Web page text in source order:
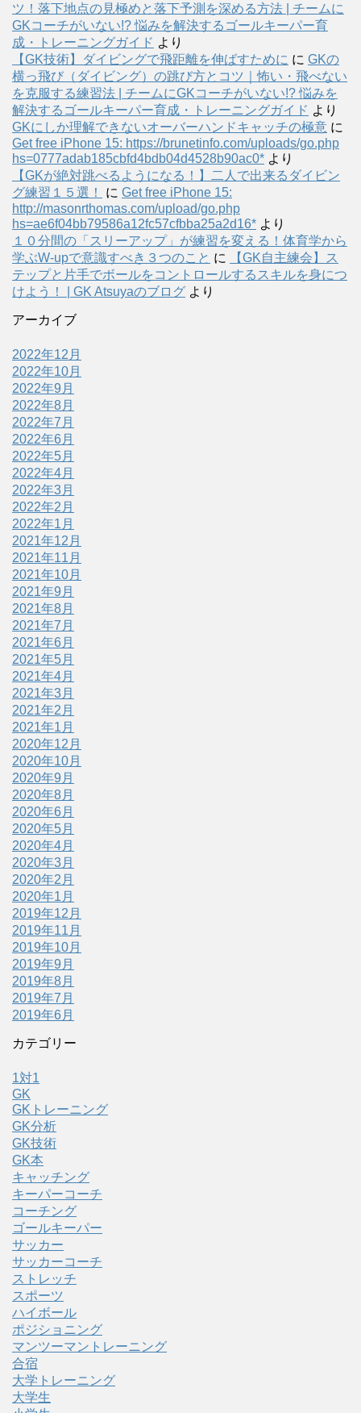
ツ！落下地点の見極めと落下予測を深める方法 | チームに
GKコーチがいない!? 悩みを解決するゴールキーパー育
成・トレーニングガイド より
【GK技術】ダイビングで飛距離を伸ばすために に GKの
横っ飛び（ダイビング）の跳び方とコツ｜怖い・飛べない
を克服する練習法 | チームにGKコーチがいない!? 悩みを
解決するゴールキーパー育成・トレーニングガイド より
GKにしか理解できないオーバーハンドキャッチの極意 に
Get free iPhone 15: https://brunetinfo.com/uploads/go.php
hs=0777adab185cbfd4bdb04d4528b90ac0* より
【GKが絶対跳べるようになる！】二人で出来るダイビン
グ練習１５選！
に Get free iPhone 15:
http://masonrthomas.com/upload/go.php
hs=ae6f04bb79586a12fc57cfbba25a2d16* より
１０分間の「スリーアップ」が練習を変える！体育学から
学ぶW-upで意識すべき３つのこと に
【GK自主練会】ス
テップと片手でボールをコントロールするスキルを身につ
けよう！ | GK Atsuyaのブログ より
アーカイブ
2022年12月
2022年10月
2022年9月
2022年8月
2022年7月
2022年6月
2022年5月
2022年4月
2022年3月
2022年2月
2022年1月
2021年12月
2021年11月
2021年10月
2021年9月
2021年8月
2021年7月
2021年6月
2021年5月
2021年4月
2021年3月
2021年2月
2021年1月
2020年12月
2020年10月
2020年9月
2020年8月
2020年6月
2020年5月
2020年4月
2020年3月
2020年2月
2020年1月
2019年12月
2019年11月
2019年10月
2019年9月
2019年8月
2019年7月
2019年6月
カテゴリー
1対1
GK
GKトレーニング
GK分析
GK技術
GK本
キャッチング
キーパーコーチ
コーチング
ゴールキーパー
サッカー
サッカーコーチ
ストレッチ
スポーツ
ハイボール
ポジショニング
マンツーマントレーニング
合宿
大学トレーニング
大学生